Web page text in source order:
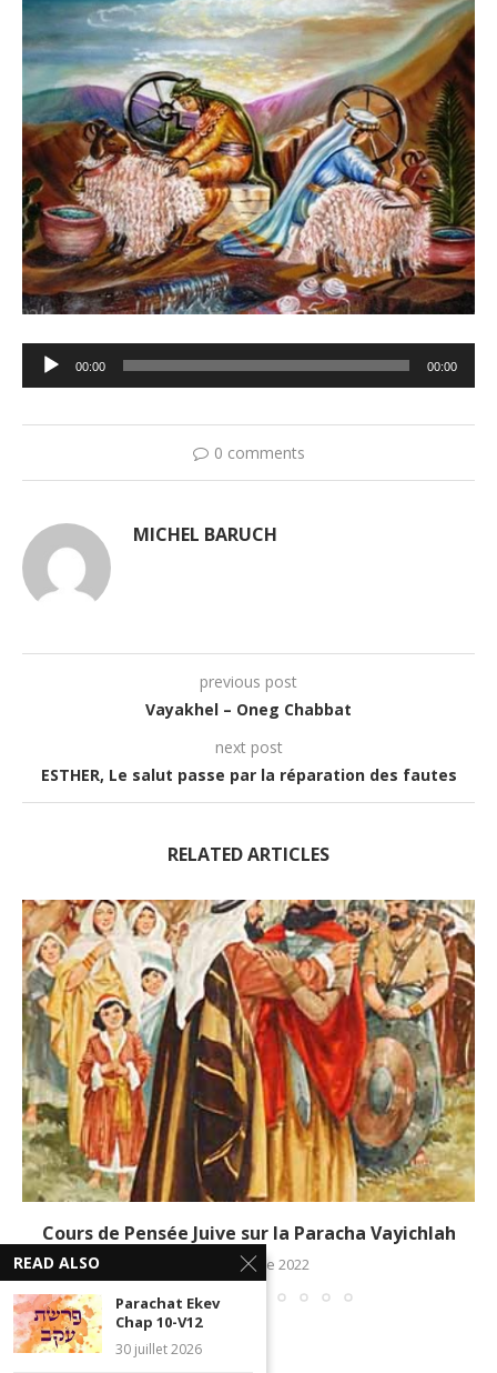
Lecteur
audio
00:00 00:00
0 comments
MICHEL BARUCH
previous post
Vayakhel – Oneg Chabbat
next post
ESTHER, Le salut passe par la réparation des fautes
RELATED ARTICLES
Cours de Pensée Juive sur la Paracha Vayichlah
11 décembre 2022
READ ALSO
Parachat Ekev
Chap 10-V12
30 juillet 2026